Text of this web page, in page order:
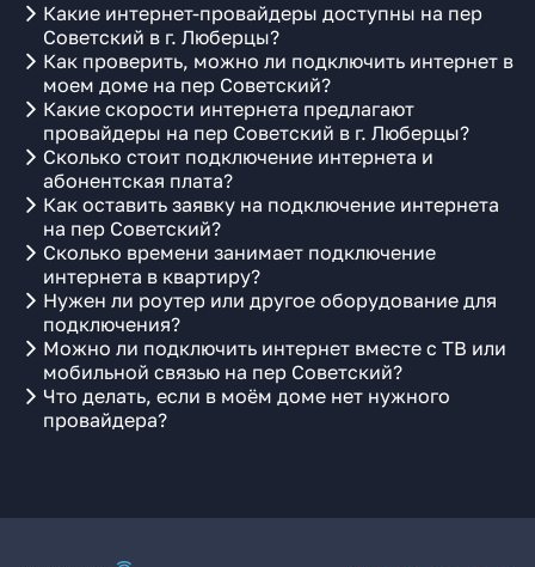
Какие интернет-провайдеры доступны на пер
Советский в г. Люберцы?
Как проверить, можно ли подключить интернет в
моем доме на пер Советский?
Какие скорости интернета предлагают
провайдеры на пер Советский в г. Люберцы?
Сколько стоит подключение интернета и
абонентская плата?
Как оставить заявку на подключение интернета
на пер Советский?
Сколько времени занимает подключение
интернета в квартиру?
Нужен ли роутер или другое оборудование для
подключения?
Можно ли подключить интернет вместе с ТВ или
мобильной связью на пер Советский?
Что делать, если в моём доме нет нужного
провайдера?